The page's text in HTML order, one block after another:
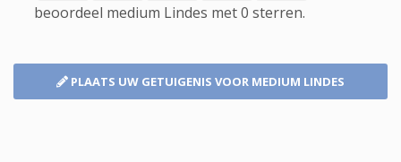
beoordeel medium Lindes met0 sterren.
PLAATS UW GETUIGENIS VOOR MEDIUM LINDES